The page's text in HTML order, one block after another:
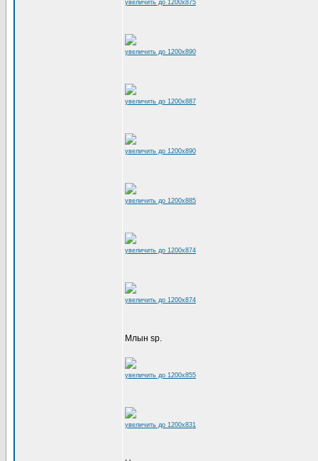
увеличить до 1200x875
увеличить до 1200x890
увеличить до 1200x887
увеличить до 1200x890
увеличить до 1200x885
увеличить до 1200x874
увеличить до 1200x874
Млын sp.
увеличить до 1200x855
увеличить до 1200x831